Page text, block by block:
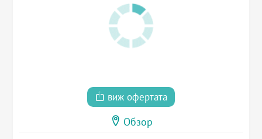
виж офертата
Обзор